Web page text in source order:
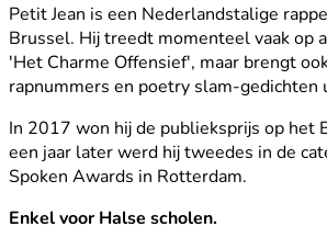
Petit Jean is een Nederlandstalige
Brussel. Hij treedt momenteel vaak op
'Het Charme Offensief', maar brengt
rapnummers en poetry slam-gedichten
In 2017 won hij de publieksprijs op het
een jaar later werd hij tweedes in de
Spoken Awards in Rotterdam.
Enkel voor Halse scholen.